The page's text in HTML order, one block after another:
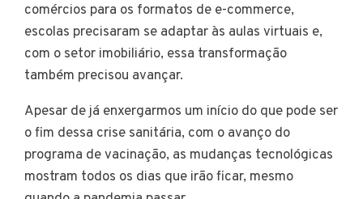
comércios para os formatos de e-commerce,
escolas precisaram se adaptar às aulas virtuais e,
com o setor imobiliário, essa transformação
também precisou avançar.
Apesar de já enxergarmos um início do que pode ser
o fim dessa crise sanitária, com o avanço do
programa de vacinação, as mudanças tecnológicas
mostram todos os dias que irão ficar, mesmo